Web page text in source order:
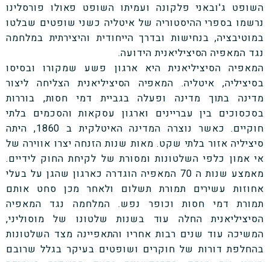
השופט ג'ובאני פלקונה ועמיתו השופט פאולו פורסלינו
נרשמו בספרי ההיסטוריה של איטליה כשני שופטים שבלטו
במוטיבציה, בנחישות ובדרך הייחודית והיצירתית במלחמה
נגד המאפיה הסיציליאנית הידועה.
המאפיה הסיציליאנית היא ארגון פשע שמקורו ובסיסו
בסיציליה, איטליה. המאפיה הסיציליאנית הצליחה ליצור
מדינה בתוך מדינה ופעלה בגביית דמי חסות, בוררות
בסכסוכים בין עבריינים וארגון עסקאות והסכמים בלתי
חוקיים. כאשר נוצרה המדינה האיטלקית ב 1860, היתה
סיציליה אזור בלתי שקט. מאות שנות הזנחה יצרו אווירה של
אי אמון כלפי השלטונות ומסורת של לקיחת החוק לידיים.
מאמצע שנות ה 70 המאפיה הוגדרה כארגון שהגן על בעלי
אחוזות עשירים תמורת תשלום ולאחר מכן סחט אותם
תמורת דמי חסות וכופר נפש. המלחמה נגד המאפיה
הסיציליאנית החלה עוד בשנות שלטונו של מוסוליני,
המשיכה עוד שנים רבות אחריו והתאפיינה מצד השלטונות
בהחלפת דורות של חוקרים ושופטים בעיקר בגלל שרובם